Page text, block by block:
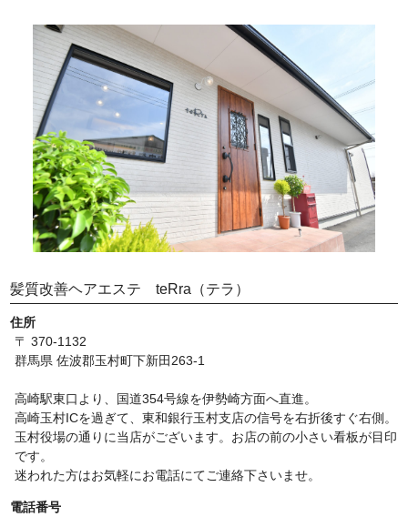
髪質改善ヘアエステ teRra（テラ）
住所
〒 370-1132
群馬県 佐波郡玉村町下新田263-1
高崎駅東口より、国道354号線を伊勢崎方面へ直進。
高崎玉村ICを過ぎて、東和銀行玉村支店の信号を右折後すぐ右側。
玉村役場の通りに当店がございます。お店の前の小さい看板が目印
です。
迷われた方はお気軽にお電話にてご連絡下さいませ。
電話番号